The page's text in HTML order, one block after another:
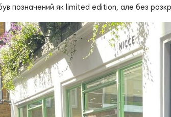
позначений як limited edition, але без